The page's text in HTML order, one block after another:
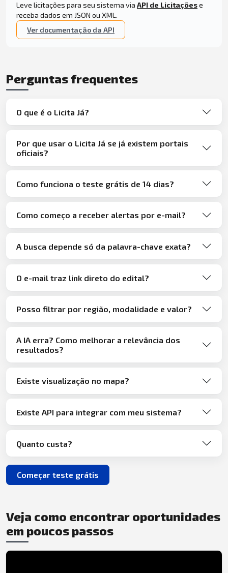
Leve licitações para seu sistema via API de Licitaçõese
receba dados em JSON ou XML.
Ver documentação da API
Perguntas frequentes
O que é o Licita Já?
Por que usar o Licita Já se já existem portais
oficiais?
Como funciona o teste grátis de 14 dias?
Como começo a receber alertas por e-mail?
A busca depende só da palavra-chave exata?
O e-mail traz link direto do edital?
Posso filtrar por região, modalidade e valor?
A IA erra? Como melhorar a relevância dos
resultados?
Existe visualização no mapa?
Existe API para integrar com meu sistema?
Quanto custa?
Começar teste grátis
Veja como encontrar oportunidades
em poucos passos